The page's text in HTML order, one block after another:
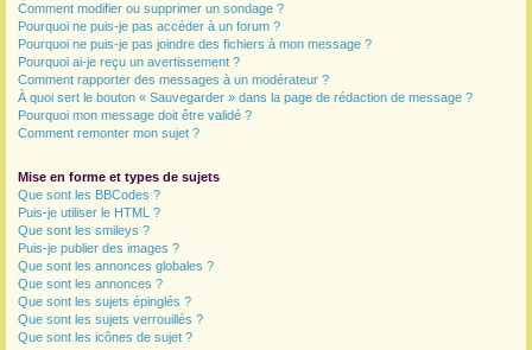
Comment modifier ou supprimer un sondage ?
Pourquoi ne puis-je pas accéder à un forum ?
Pourquoi ne puis-je pas joindre des fichiers à mon message ?
Pourquoi ai-je reçu un avertissement ?
Comment rapporter des messages à un modérateur ?
À quoi sert le bouton « Sauvegarder » dans la page de rédaction de message ?
Pourquoi mon message doit être validé ?
Comment remonter mon sujet ?
Mise en forme et types de sujets
Que sont les BBCodes ?
Puis-je utiliser le HTML ?
Que sont les smileys ?
Puis-je publier des images ?
Que sont les annonces globales ?
Que sont les annonces ?
Que sont les sujets épinglés ?
Que sont les sujets verrouillés ?
Que sont les icônes de sujet ?